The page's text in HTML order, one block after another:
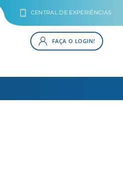
CENTRAL DE EXPERIÊNCIAS
FAÇA O LOGIN!